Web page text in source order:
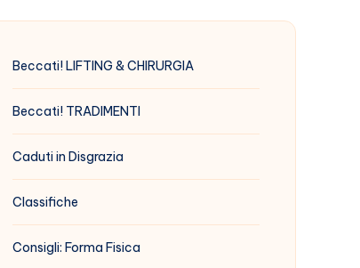
Beccati! LIFTING & CHIRURGIA
Beccati! TRADIMENTI
Caduti in Disgrazia
Classifiche
Consigli: Forma Fisica